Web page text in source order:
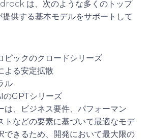
は、次のような多くのトップ
供する基本モデルをサポートして
ピックのクロードシリーズ
よる安定拡散
ル
GPTシリーズ
は、ビジネス要件、パフォーマン
トなどの要素に基づいて最適なモデ
できるため、開発において最大限の